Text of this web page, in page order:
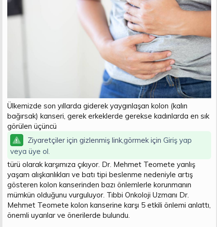
Ülkemizde son yıllarda giderek yaygınlaşan kolon (kalın
bağırsak) kanseri, gerek erkeklerde gerekse kadınlarda en sık
görülen üçüncü
Ziyaretçiler için gizlenmiş link,görmek için Giriş yap
veya üye ol.
türü olarak karşımıza çıkıyor. Dr. Mehmet Teomete yanlış
yaşam alışkanlıkları ve batı tipi beslenme nedeniyle artış
gösteren kolon kanserinden bazı önlemlerle korunmanın
mümkün olduğunu vurguluyor. Tıbbi Onkoloji Uzmanı Dr.
Mehmet Teomete kolon kanserine karşı 5 etkili önlemi anlattı,
önemli uyarılar ve önerilerde bulundu.